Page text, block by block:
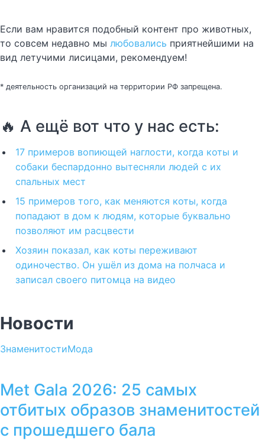
Если вам нравится подобный контент про животных,
то совсем недавно мы любовались приятнейшими на
вид летучими лисицами, рекомендуем!
* деятельность организаций на территории РФ запрещена.
🔥 А ещё вот что у нас есть:
17 примеров вопиющей наглости, когда коты и
собаки беспардонно вытесняли людей с их
спальных мест
15 примеров того, как меняются коты, когда
попадают в дом к людям, которые буквально
позволяют им расцвести
Хозяин показал, как коты переживают
одиночество. Он ушёл из дома на полчаса и
записал своего питомца на видео
Новости
ЗнаменитостиМода
Met Gala 2026: 25 самых
отбитых образов знаменитостей
с прошедшего бала